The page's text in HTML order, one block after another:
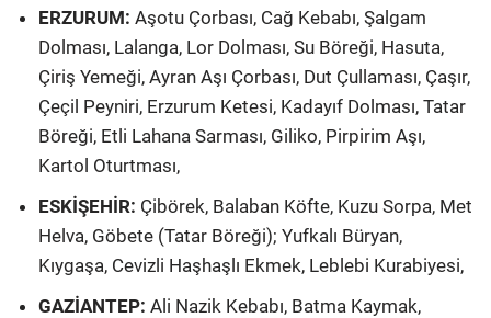
ERZURUM: Aşotu Çorbası, Cağ Kebabı, Şalgam
Dolması, Lalanga, Lor Dolması, Su Böreği, Hasuta,
Çiriş Yemeği, Ayran Aşı Çorbası, Dut Çullaması, Çaşır,
Çeçil Peyniri, Erzurum Ketesi, Kadayıf Dolması, Tatar
Böreği, Etli Lahana Sarması, Giliko, Pirpirim Aşı,
Kartol Oturtması,
ESKİŞEHİR: Çibörek, Balaban Köfte, Kuzu Sorpa, Met
Helva, Göbete (Tatar Böreği); Yufkalı Büryan,
Kıygaşa, Cevizli Haşhaşlı Ekmek, Leblebi Kurabiyesi,
GAZİANTEP: Ali Nazik Kebabı, Batma Kaymak,